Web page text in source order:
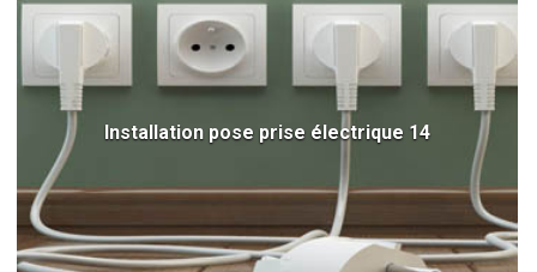
Installation pose prise électrique 14